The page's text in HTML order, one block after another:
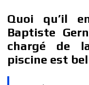
Quoi qu’il
Baptiste
chargé de
piscine est